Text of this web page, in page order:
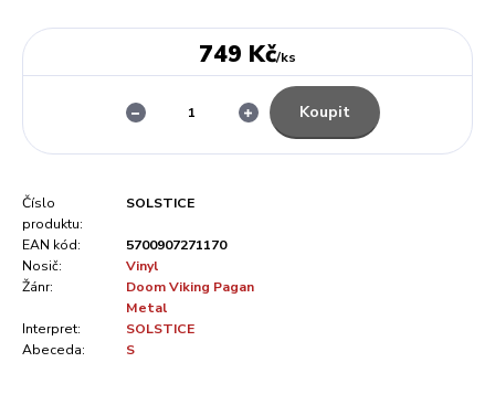
749 Kč/ks
Koupit
Číslo
produktu:
SOLSTICE
EAN kód:
5700907271170
Nosič:
Vinyl
Žánr:
Doom Viking Pagan
Metal
Interpret:
SOLSTICE
Abeceda:
S